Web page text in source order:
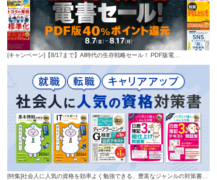
[キャンペーン]【8/17まで】AI時代の生存戦略セール！ PDF版電…
[特集]社会人に人気の資格を効率よく勉強できる、豊富なジャンルの対策書…